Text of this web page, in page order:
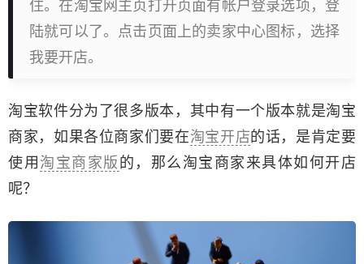
住。在淘宝网主页打开页面有帐户登录选项，登
陆就可以了。点击页面上的卖家中心图标，选择
我要开店。
淘宝软件分为了很多版本，其中有一个版本就是淘宝
商家，如果各位商家们要在淘宝开店的话，是肯定要
使用 淘宝商家版 的，那么淘宝商家来具体如何开店
呢？